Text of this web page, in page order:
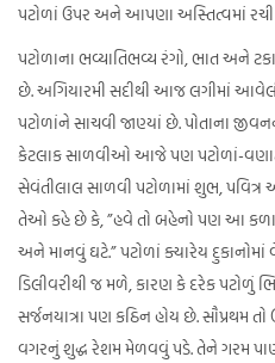
પટોળાં ઉપર અને આપણા અસ્તિત્વમાં
પટોળાના ભવ્યાતિભવ્ય રંગો, ભાત અને
છે. અગિયારમી સદીથી આજ લગીમાં
પટોળાંને સાચવી જાણ્યાં છે. પોતાના
કેટલાક સાળવીઓ આજે પણ પટોળાં-
સેવંતીલાલ સાળવી પટોળામાં શુભ,
તેઓ કહે છે કે, ”હવે તો બહેનો પણ આ
અને માનવું ઘટે.” પટોળાં ક્યારેય
ડિલીવરીથી જ મળે, કારણ કે દરેક
સર્જનયાત્રા પણ કઠિન હોય છે. સૌપ્રથમ
વગરનું શુદ્ધ રેશમ મેળવવું પડે. તેને ગરમ